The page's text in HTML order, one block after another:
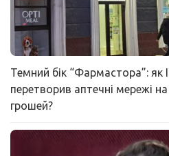
Темний бік “Фармастора”: як
перетворив аптечні мережі
грошей?